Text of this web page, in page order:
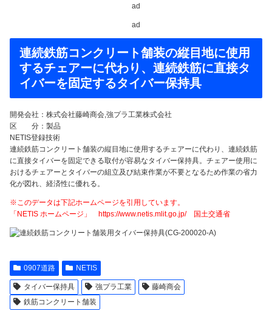
ad
ad
連続鉄筋コンクリート舗装の縦目地に使用
するチェアーに代わり、連続鉄筋に直接タ
イバーを固定するタイバー保持具
開発会社：株式会社藤崎商会,強プラ工業株式会社
区 分：製品
NETIS登録技術
連続鉄筋コンクリート舗装の縦目地に使用するチェアーに代わり、連続鉄筋
に直接タイバーを固定できる取付が容易なタイバー保持具。チェアー使用に
おけるチェアーとタイバーの組立及び結束作業が不要となるため作業の省力
化が図れ、経済性に優れる。
※このデータは下記ホームページを引用しています。
「NETIS ホームページ」 https://www.netis.mlit.go.jp/ 国土交通省
0907道路 NETIS
タイバー保持具 強プラ工業
藤崎商会
鉄筋コンクリート舗装